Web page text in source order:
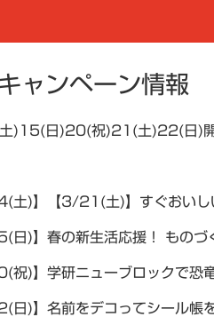
ャンペーン情報
)15(日)20(祝)21(土)22(日)開
土)】【3/21(土)】すぐおいし
日)】春の新生活応援！ ものづ
祝)】学研ニューブロックで恐
日)】名前をデコってシール帳